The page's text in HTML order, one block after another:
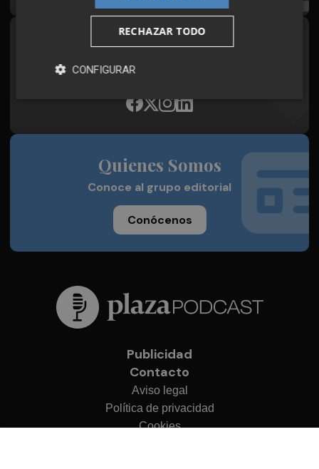
Síguenos en redes
Plaza Podcast, desde cualquier medio
Quienes Somos
Conoce al grupo editorial
Conócenos
Publicidad
Contacto
Aviso legal
Política de privacidad
Cookies
RECHAZAR TODO
CONFIGURAR